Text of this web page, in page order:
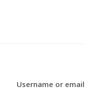
Username or email